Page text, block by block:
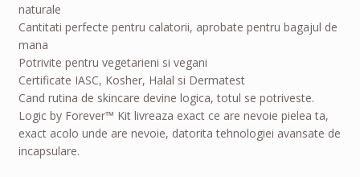
naturale
Cantitati perfecte pentru calatorii, aprobate pentru bagajul de
mana
Potrivite pentru vegetarieni si vegani
Certificate IASC, Kosher, Halal si Dermatest
Cand rutina de skincare devine logica, totul se potriveste.
Logic by Forever™ Kit livreaza exact ce are nevoie pielea ta,
exact acolo unde are nevoie, datorita tehnologiei avansate de
incapsulare.